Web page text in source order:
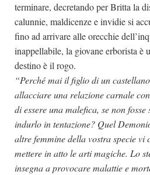
terminare, decretando per Britta la
calunnie, maldicenze e invidie si
fino ad arrivare alle orecchie
inappellabile, la giovane erborista è
destino è il rogo.
“Perché mai il figlio di un
allacciare una relazione carnale
di essere una malefica, se non
indurlo in tentazione? Quel
altre femmine della vostra specie vi
mettere in atto le arti magiche. Lo
insegna a provocare malattie e